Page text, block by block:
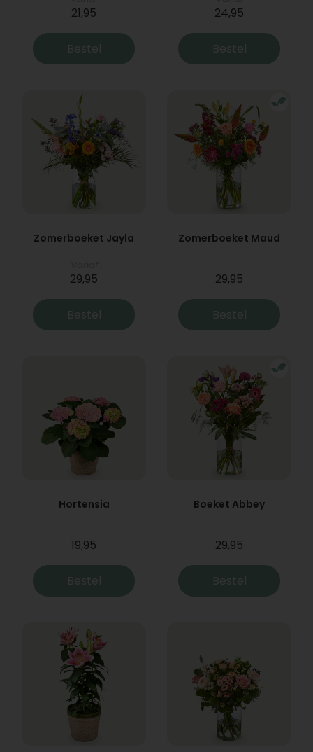
21,95
Bestel
24,95
Bestel
Zomerboeket Jayla
29,95
Bestel
Zomerboeket Maud
29,95
Bestel
Hortensia
19,95
Bestel
Boeket Abbey
29,95
Bestel